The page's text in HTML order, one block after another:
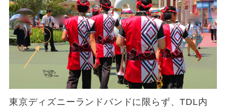
東京ディズニーランドバンドに限らず、TDL内